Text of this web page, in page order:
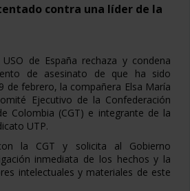
contra una líder de la
de España rechaza y condena
de asesinato de que ha sido
de febrero, la compañera Elsa María
Ejecutivo de la Confederación
Colombia (CGT) e integrante de la
UTP.
la CGT y solicita al Gobierno
inmediata de los hechos y la
intelectuales y materiales de este